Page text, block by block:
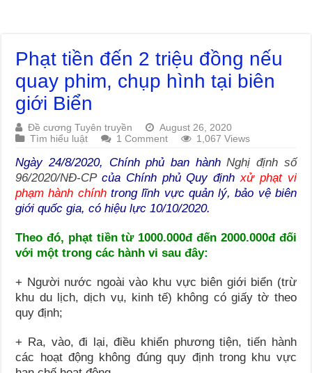
Phạt tiền đến 2 triệu đồng nếu
quay phim, chụp hình tại biên
giới Biển
Đề cương Tuyên truyền
August 26, 2020
Tìm hiểu luật
1 Comment 1,067 Views
Ngày 24/8/2020, Chính phủ ban hànhNghị định số
96/2020/NĐ-CPcủa Chính phủ Quy địnhxử phạt vi
phạm hành chínhtrong lĩnh vực quản lý, bảo vệ biên
giới quốc gia, có hiệu lực 10/10/2020.
Theo đó, phạt tiền từ 1000.000đ đến 2000.000đ đối
với một trong các hành vi sau đây:
+ Người nước ngoài vào khu vực biên giới biển (trừ
khu du lịch, dịch vụ, kinh tế) không có giấy tờ theo
quy định;
+ Ra, vào, đi lại, điều khiển phương tiện, tiến hành
các hoạt động không đúng quy định trong khu vực